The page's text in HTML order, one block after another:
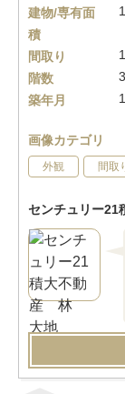
建物/専有面
積
間取り
階数
築年月
画像カテゴリ
外観 間取
センチュリー21